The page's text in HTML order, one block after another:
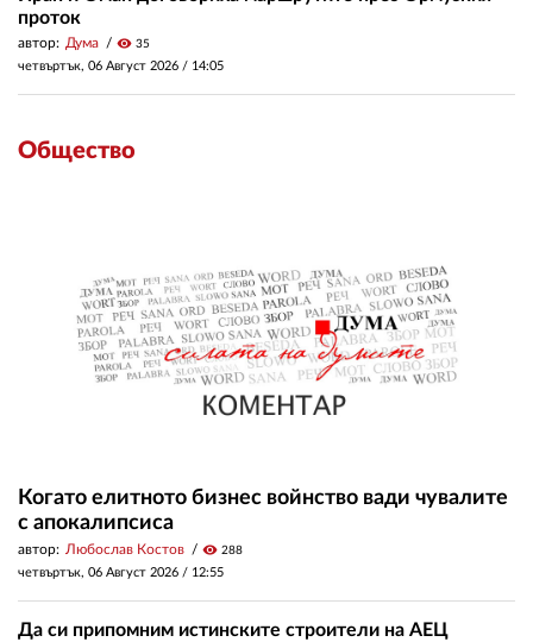
проток
автор: Дума visibility 35
четвъртък, 06 Август 2026 / 14:05
Общество
Когато елитното бизнес войнство вади чувалите
с апокалипсиса
автор: Любослав Костов visibility 288
четвъртък, 06 Август 2026 / 12:55
Да си припомним истинските строители на АЕЦ